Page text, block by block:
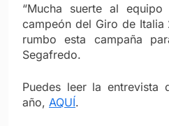
“Mucha suerte al
campeón del Giro de
rumbo esta campaña
Segafredo.
Puedes leer la entrevista
año, AQUÍ.